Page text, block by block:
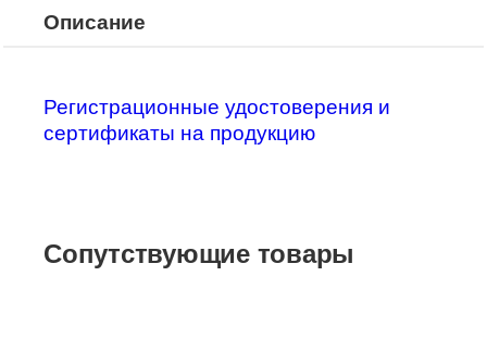
Описание
Регистрационные удостоверения и
сертификаты на продукцию
Сопутствующие товары